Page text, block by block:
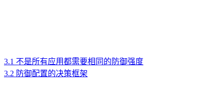
3.1 不是所有应用都需要相同的防御强度
3.2 防御配置的决策框架